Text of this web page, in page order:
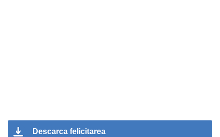
Descarca felicitarea